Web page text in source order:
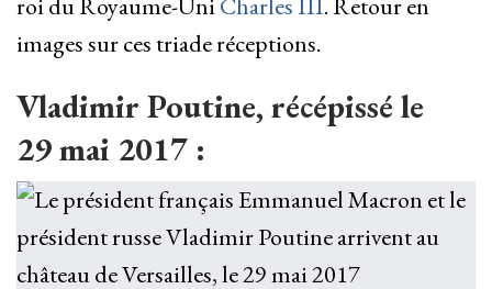
images sur ces triade réceptions.
Vladimir Poutine, récépissé le
29 mai 2017 :